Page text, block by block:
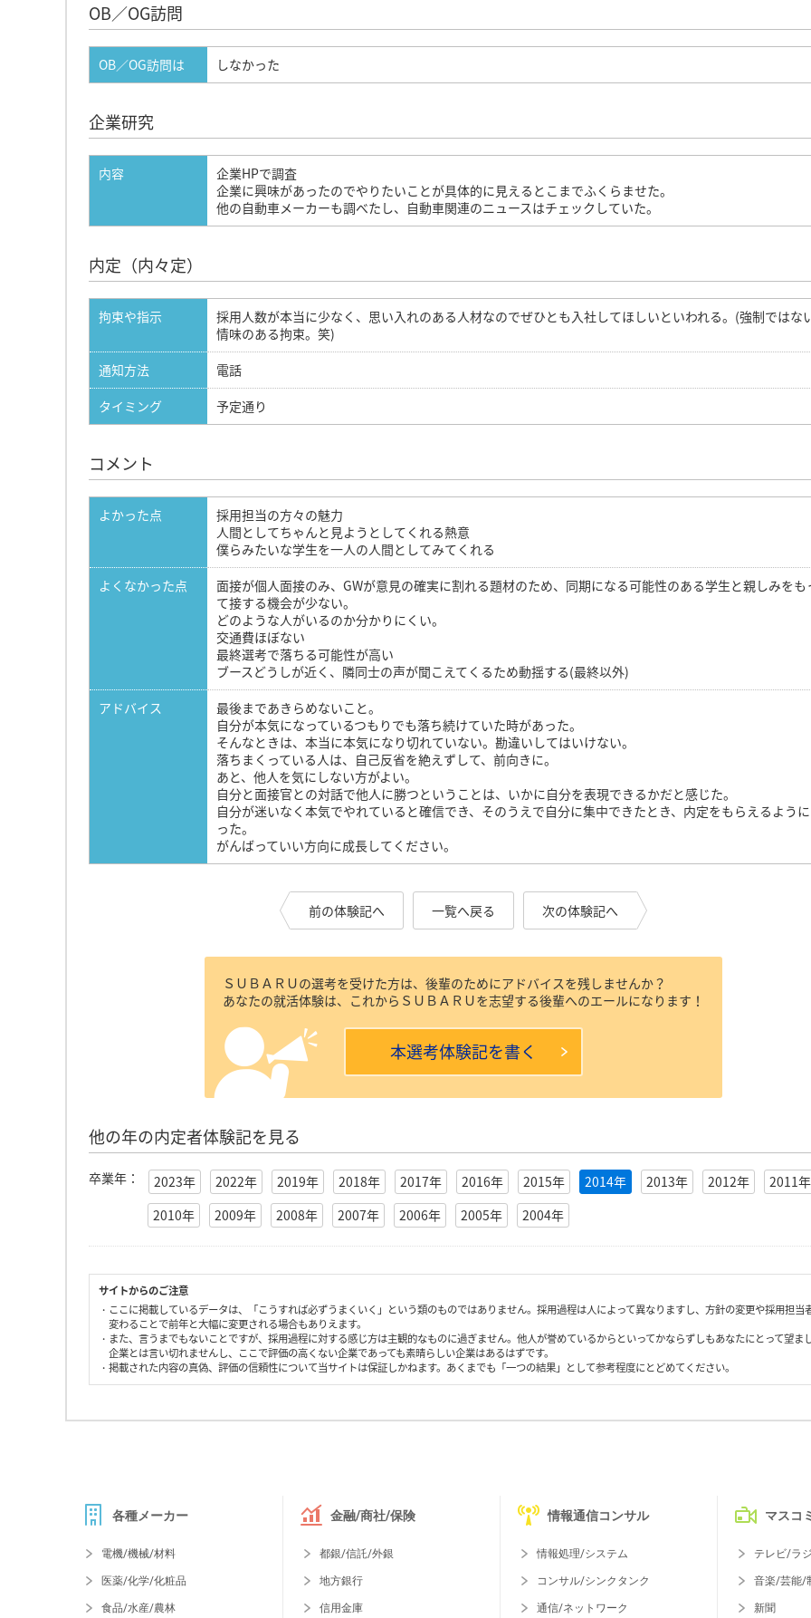
OB／OG訪問
OB／OG訪問は しなかった
企業研究
内容
企業HPで調査
企業に興味があったのでやりたいことが具体的に見えるとこまでふくらませた。
他の自動車メーカーも調べたし、自動車関連のニュースはチェックしていた。
内定（内々定）
拘束や指示
採用人数が本当に少なく、思い入れのある人材なのでぜひとも入社してほしいといわれる。(強制ではな
情味のある拘束。笑)
通知方法
電話
タイミング
予定通り
コメント
よかった点
採用担当の方々の魅力
人間としてちゃんと見ようとしてくれる熱意
僕らみたいな学生を一人の人間としてみてくれる
よくなかった点
面接が個人面接のみ、GWが意見の確実に割れる題材のため、同期になる可能性のある学生と親しみをも
て接する機会が少ない。
どのような人がいるのか分かりにくい。
交通費ほぼない
最終選考で落ちる可能性が高い
ブースどうしが近く、隣同士の声が聞こえてくるため動揺する(最終以外)
アドバイス
最後まであきらめないこと。
自分が本気になっているつもりでも落ち続けていた時があった。
そんなときは、本当に本気になり切れていない。勘違いしてはいけない。
落ちまくっている人は、自己反省を絶えずして、前向きに。
あと、他人を気にしない方がよい。
自分と面接官との対話で他人に勝つということは、いかに自分を表現できるかだと感じた。
自分が迷いなく本気でやれていると確信でき、そのうえで自分に集中できたとき、内定をもらえるよう
った。
がんばっていい方向に成長してください。
前の体験記へ 一覧へ戻る 次の体験記へ
ＳＵＢＡＲＵの選考を受けた方は、後輩のためにアドバイスを残しませんか？
あなたの就活体験は、これからＳＵＢＡＲＵを志望する後輩へのエールになります！
本選考体験記を書く
他の年の内定者体験記を見る
卒業年： 2023年 2022年 2019年 2018年 2017年 2016年 2015年 2014年 2013年 2012年
2011年
2010年
2009年 2008年 2007年 2006年 2005年 2004年
サイトからのご注意
・ここに掲載しているデータは、「こうすれば必ずうまくいく」という類のものではありません。採用過程は人によって異なりますし、方針の変更や採用担当
変わることで前年と大幅に変更される場合もありえます。
・また、言うまでもないことですが、採用過程に対する感じ方は主観的なものに過ぎません。他人が誉めているからといってかならずしもあなたにとって望ま
企業とは言い切れませんし、ここで評価の高くない企業であっても素晴らしい企業はあるはずです。
・掲載された内容の真偽、評価の信頼性について当サイトは保証しかねます。あくまでも「一つの結果」として参考程度にとどめてください。
各種メーカー
電機/機械/材料
医薬/化学/化粧品
食品/水産/農林
金融/商社/保険
都銀/信託/外銀
地方銀行
信用金庫
情報通信コンサル
情報処理/システム
コンサル/シンクタンク
通信/ネットワーク
マスコ
テレビ/ラ
音楽/芸能/
新聞